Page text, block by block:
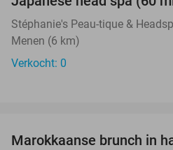
TODAY
Stéphanie's Peau-tique &
Menen (6 km)
Verkocht: 0
Marokkaanse brunch in